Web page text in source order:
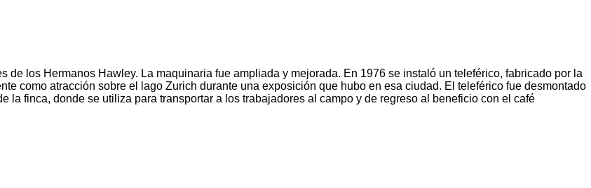
los Hermanos Hawley. La maquinaria fue ampliada y mejorada. En 1976 se instaló un teleférico, fabricado por la
como atracción sobre el lago Zurich durante una exposición que hubo en esa ciudad. El teleférico fue desmontado
la finca, donde se utiliza para transportar a los trabajadores al campo y de regreso al beneficio con el café